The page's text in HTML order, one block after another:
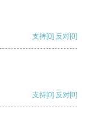
支持[0] 反对[0]
支持[0] 反对[0]